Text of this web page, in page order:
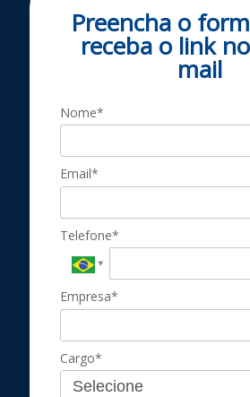
Preencha o
receba o link
m ail
Nome*
Email*
Telefone*
Empresa*
Cargo*